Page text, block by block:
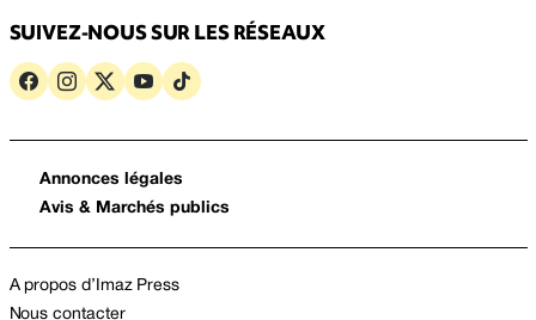
SUIVEZ-NOUS SUR LES RÉSEAUX
Annonces légales
Avis & Marchés publics
A propos d’Imaz Press
Nous contacter